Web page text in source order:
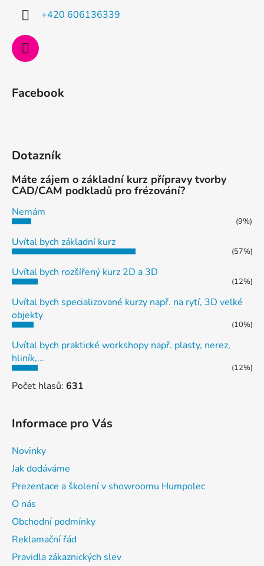
+420 606136339
Facebook
Dotazník
Máte zájem o základní kurz přípravy tvorby
CAD/CAM podkladů pro frézování?
Nemám
(9%)
Uvítal bych základní kurz
(57%)
Uvítal bych rozšířený kurz 2D a 3D
(12%)
Uvítal bych specializované kurzy např. na rytí, 3D velké
objekty
(10%)
Uvítal bych praktické workshopy např. plasty, nerez,
hliník,...
(12%)
Počet hlasů: 631
Informace pro Vás
Novinky
Jak dodáváme
Prezentace a školení v showroomu Humpolec
O nás
Obchodní podmínky
Reklamační řád
Pravidla zákaznických slev